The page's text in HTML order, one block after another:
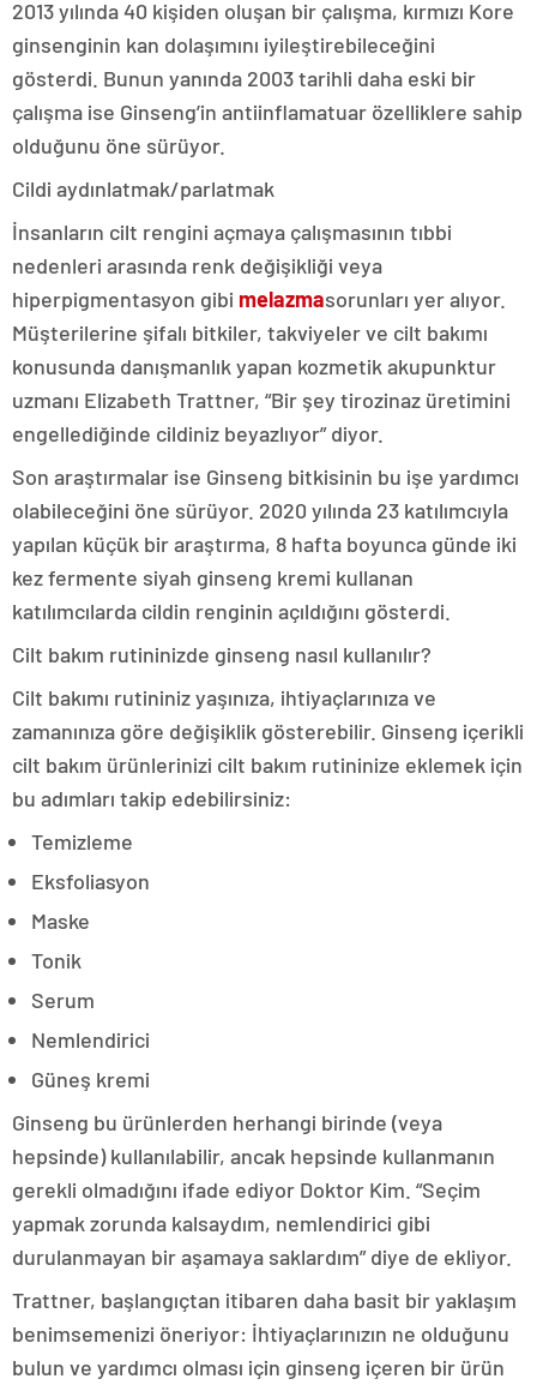
2013 yılında 40 kişiden oluşan bir çalışma, kırmızı Kore
ginsenginin kan dolaşımını iyileştirebileceğini
gösterdi. Bunun yanında 2003 tarihli daha eski bir
çalışma ise Ginseng’in antiinflamatuar özelliklere sahip
olduğunu öne sürüyor.
Cildi aydınlatmak/parlatmak
İnsanların cilt rengini açmaya çalışmasının tıbbi
nedenleri arasında renk değişikliği veya
hiperpigmentasyon gibi melazmasorunları yer alıyor.
Müşterilerine şifalı bitkiler, takviyeler ve cilt bakımı
konusunda danışmanlık yapan kozmetik akupunktur
uzmanı Elizabeth Trattner, “Bir şey tirozinaz üretimini
engellediğinde cildiniz beyazlıyor” diyor.
Son araştırmalar ise Ginseng bitkisinin bu işe yardımcı
olabileceğini öne sürüyor. 2020 yılında 23 katılımcıyla
yapılan küçük bir araştırma, 8 hafta boyunca günde iki
kez fermente siyah ginseng kremi kullanan
katılımcılarda cildin renginin açıldığını gösterdi.
Cilt bakım rutininizde ginseng nasıl kullanılır?
Cilt bakımı rutininiz yaşınıza, ihtiyaçlarınıza ve
zamanınıza göre değişiklik gösterebilir. Ginseng içerikli
cilt bakım ürünlerinizi cilt bakım rutininize eklemek için
bu adımları takip edebilirsiniz:
Temizleme
Eksfoliasyon
Maske
Tonik
Serum
Nemlendirici
Güneş kremi
Ginseng bu ürünlerden herhangi birinde (veya
hepsinde) kullanılabilir, ancak hepsinde kullanmanın
gerekli olmadığını ifade ediyor Doktor Kim. “Seçim
yapmak zorunda kalsaydım, nemlendirici gibi
durulanmayan bir aşamaya saklardım” diye de ekliyor.
Trattner, başlangıçtan itibaren daha basit bir yaklaşım
benimsemenizi öneriyor: İhtiyaçlarınızın ne olduğunu
bulun ve yardımcı olması için ginseng içeren bir ürün